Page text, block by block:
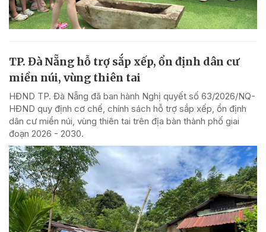
TP. Đà Nẵng hỗ trợ sắp xếp, ổn định dân cư
miền núi, vùng thiên tai
HĐND TP. Đà Nẵng đã ban hành Nghị quyết số 63/2026/NQ-
HĐND quy định cơ chế, chính sách hỗ trợ sắp xếp, ổn định
dân cư miền núi, vùng thiên tai trên địa bàn thành phố giai
đoạn 2026 - 2030.